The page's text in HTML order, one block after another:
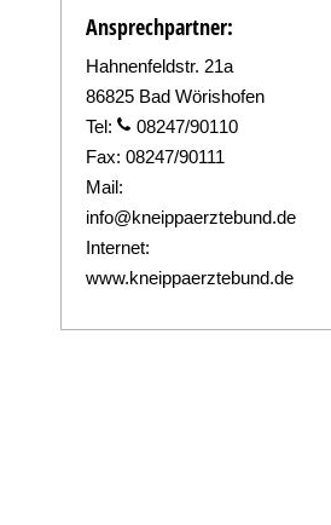
Ansprechpartner:
Hahnenfeldstr. 21a
86825 Bad Wörishofen
Tel:
08247/90110
Fax: 08247/90111
Mail:
info@kneippaerztebund.de
Internet:
www.kneippaerztebund.de